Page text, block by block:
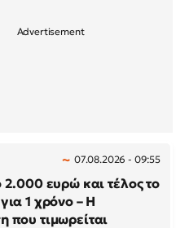
07.08.2026 - 09:55
2.000 ευρώ και τέλος το
1 χρόνο – Η
που τιμωρείται